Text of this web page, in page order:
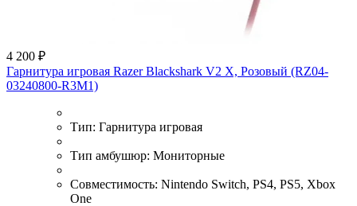
4 200 ₽
Гарнитура игровая Razer Blackshark V2 X, Розовый (RZ04-
03240800-R3M1)
Тип: Гарнитура игровая
Тип амбушюр: Мониторные
Совместимость: Nintendo Switch, PS4, PS5, Xbox
One